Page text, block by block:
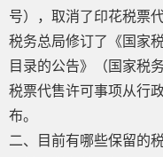
号），取消了印花税票
税务总局修订了《国家
目录的公告》（国家税
税票代售许可事项从行
布。
二、目前有哪些保留的